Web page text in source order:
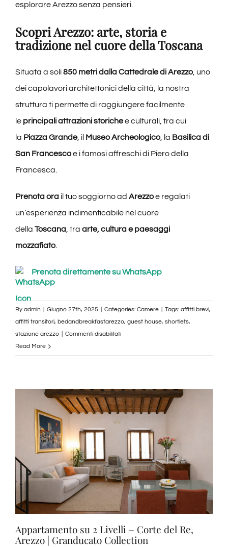
esplorare Arezzo senza pensieri.
Scopri Arezzo: arte, storia e
tradizione nel cuore della Toscana
Situata a soli850 metri dalla Cattedrale di Arezzo, uno
dei capolavori architettonici della città, la nostra
struttura ti permette di raggiungere facilmente
le principali attrazioni storichee culturali, tra cui
la Piazza Grande, il Museo Archeologico, la Basilica di
San Francescoe i famosi affreschi di Piero della
Francesca.
Prenota orail tuo soggiorno ad Arezzoe regalati
un’esperienza indimenticabile nel cuore
della Toscana, tra arte, cultura e paesaggi
mozzafiato.
Prenota direttamente su WhatsApp
By admin Giugno 27th, 2025 Categories: Camere Tags: affitti brevi,
affitti transitori, bedandbreakfastarezzo, guest house, shortlets,
stazione arezzo
Commenti disabilitatisu
–
Corso
108,
Arezzo
Granducato
Collection
Read More
Appartamento su 2 Livelli – Corte del Re,
Arezzo | Granducato Collection